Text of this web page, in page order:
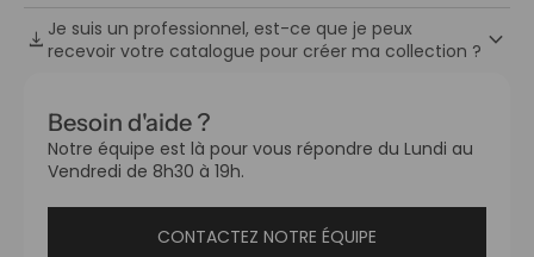
Besoin d'aide ?
Notre équipe est là pour vous répondre du Lundi au
Vendredi de 8h30 à 19h.
CONTACTEZ NOTRE ÉQUIPE
download Je suis un professionnel, est-ce que je peux
recevoir votre catalogue pour créer ma collection ? keyboard_arrow_down